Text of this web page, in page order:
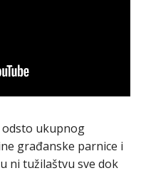
odsto ukupnog
građanske parnice i
ni tužilaštvu sve dok